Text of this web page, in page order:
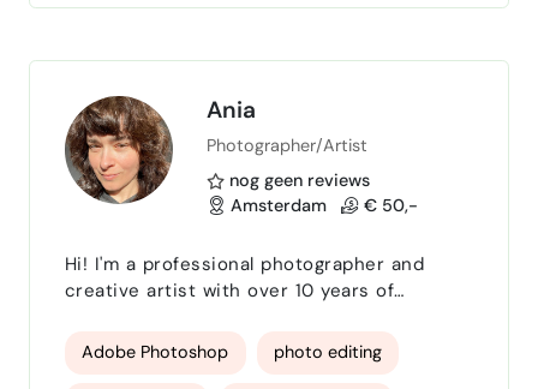
expertise in foto- en videobewerking . We
in vormgeving en comb…
Ania
Photographer/Artist
nog geen reviews
Amsterdam
€ 50,-
Hi! I'm a professional photographer and
creative artist with over 10 years of
photographic disciplines. I work on
commissioned projects for both
Adobe Photoshop photo editing